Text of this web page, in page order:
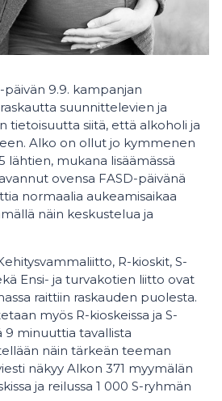
päivän 9.9. kampanjan
suunnittelevien ja
tietoisuutta siitä, että alkoholi ja
Alko on ollut jo kymmenen
lähtien, mukana lisäämässä
ovensa FASD-päivänä
normaalia aukeamisaikaa
näin keskustelua ja
R-kioskit, S-
Ensi- ja turvakotien liitto ovat
raittiin raskauden puolesta.
myös R-kioskeissa ja S-
9 minuuttia tavallista
näin tärkeän teeman
näkyy Alkon 371 myymälän
ja reilussa 1 000 S-ryhmän